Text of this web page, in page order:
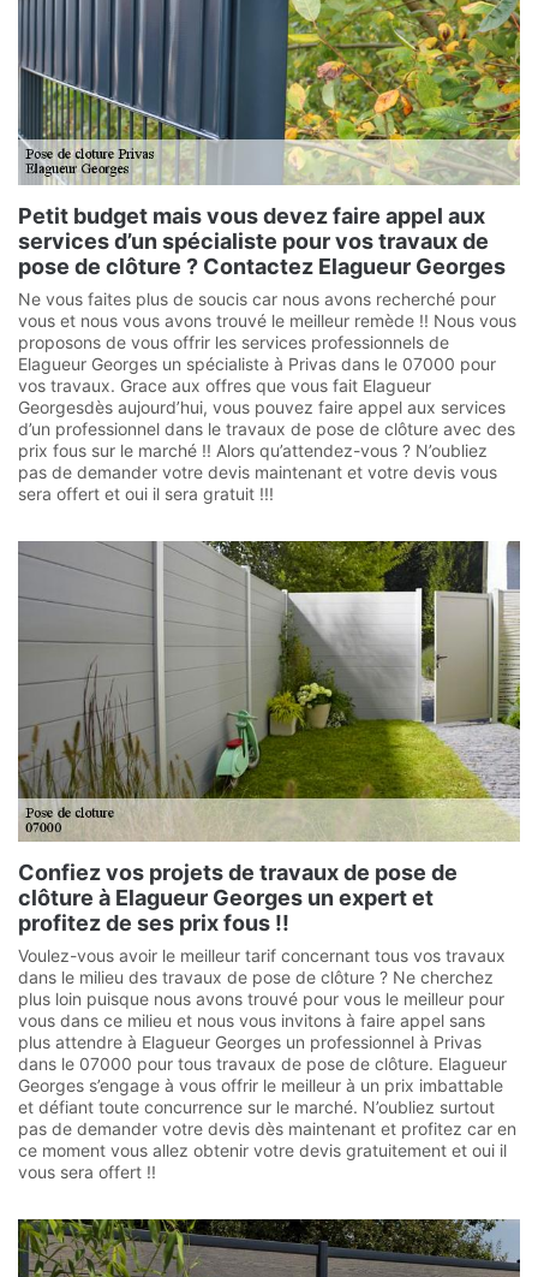
Petit budget mais vous devez faire appel aux
services d’un spécialiste pour vos travaux de
pose de clôture ? Contactez Elagueur Georges
Ne vous faites plus de soucis car nous avons recherché pour
vous et nous vous avons trouvé le meilleur remède !! Nous vous
proposons de vous offrir les services professionnels de
Elagueur Georges un spécialiste à Privas dans le 07000 pour
vos travaux. Grace aux offres que vous fait Elagueur
Georgesdès aujourd’hui, vous pouvez faire appel aux services
d’un professionnel dans le travaux de pose de clôture avec des
prix fous sur le marché !! Alors qu’attendez-vous ? N’oubliez
pas de demander votre devis maintenant et votre devis vous
sera offert et oui il sera gratuit !!!
Confiez vos projets de travaux de pose de
clôture à Elagueur Georges un expert et
profitez de ses prix fous !!
Voulez-vous avoir le meilleur tarif concernant tous vos travaux
dans le milieu des travaux de pose de clôture ? Ne cherchez
plus loin puisque nous avons trouvé pour vous le meilleur pour
vous dans ce milieu et nous vous invitons à faire appel sans
plus attendre à Elagueur Georges un professionnel à Privas
dans le 07000 pour tous travaux de pose de clôture. Elagueur
Georges s’engage à vous offrir le meilleur à un prix imbattable
et défiant toute concurrence sur le marché. N’oubliez surtout
pas de demander votre devis dès maintenant et profitez car en
ce moment vous allez obtenir votre devis gratuitement et oui il
vous sera offert !!